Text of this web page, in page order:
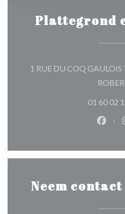
Plattegrond
1 RUE DU COQ
01 60 02
Neem